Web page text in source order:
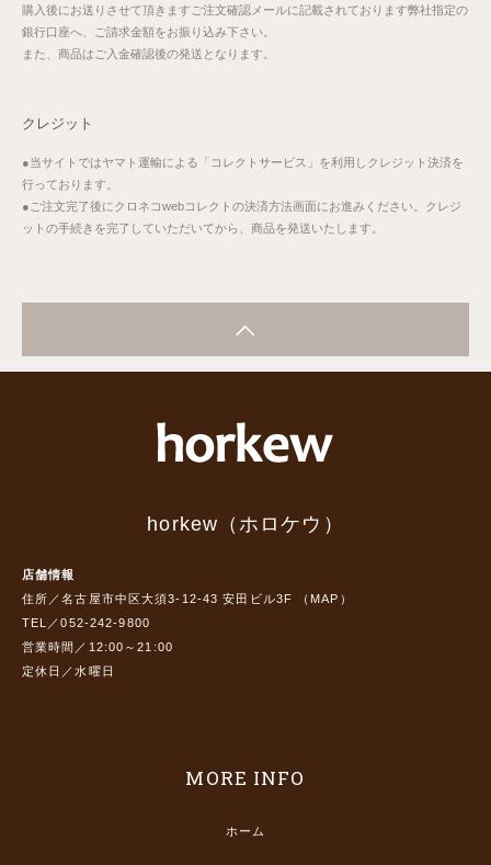
購入後にお送りさせて頂きますご注文確認メールに記載されております弊社指定の
銀行口座へ、ご請求金額をお振り込み下さい。
また、商品はご入金確認後の発送となります。
クレジット
●当サイトではヤマト運輸による「コレクトサービス」を利用しクレジット決済を
行っております。
●ご注文完了後にクロネコwebコレクトの決済方法画面にお進みください。クレジ
ットの手続きを完了していただいてから、商品を発送いたします。
horkew（ホロケウ）
店舗情報
住所／名古屋市中区大須3-12-43 安田ビル3F （ MAP ）
TEL／052-242-9800
営業時間／12:00～21:00
定休日／水曜日
MORE INFO
ホーム